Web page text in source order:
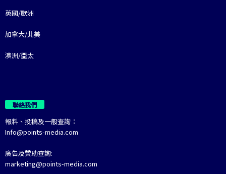
英國/歐洲
加拿大/北美
澳洲/亞太
聯絡我們
報料、投稿及一般查詢：
Info@points-media.com
廣告及贊助查詢:
marketing@points-media.com